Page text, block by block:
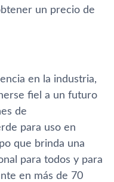
un precio de
en la industria,
fiel a un futuro
de
para uso en
que brinda una
para todos y para
en más de 70